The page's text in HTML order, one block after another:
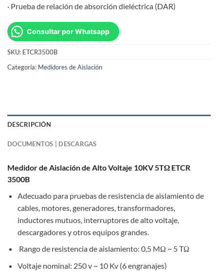
· Prueba de relación de absorción dieléctrica (DAR)
Consultar por Whatsapp
SKU: ETCR3500B
Categoría: Medidores de Aislación
DESCRIPCIÓN
DOCUMENTOS | DESCARGAS
Medidor de Aislación de Alto Voltaje 10KV 5TΩ ETCR
3500B
Adecuado para pruebas de resistencia de aislamiento de
cables, motores, generadores, transformadores,
inductores mutuos, interruptores de alto voltaje,
descargadores y otros equipos grandes.
Rango de resistencia de aislamiento: 0,5 MΩ ~ 5 TΩ
Voltaje nominal: 250 v ~ 10 Kv (6 engranajes)